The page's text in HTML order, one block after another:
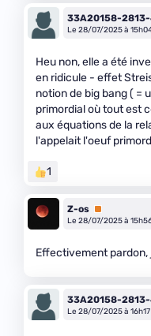
33A20158-
Le 28/07/2025 à
Heu non, elle a été
en ridicule - effet
notion de big bang ( =
primordial où tout est
aux équations de la
l'appelait l'oeuf
1
Z-os Premium
Le 28/07/2025 à
Effectivement pardon,
33A20158-
Le 28/07/2025 à 16h17